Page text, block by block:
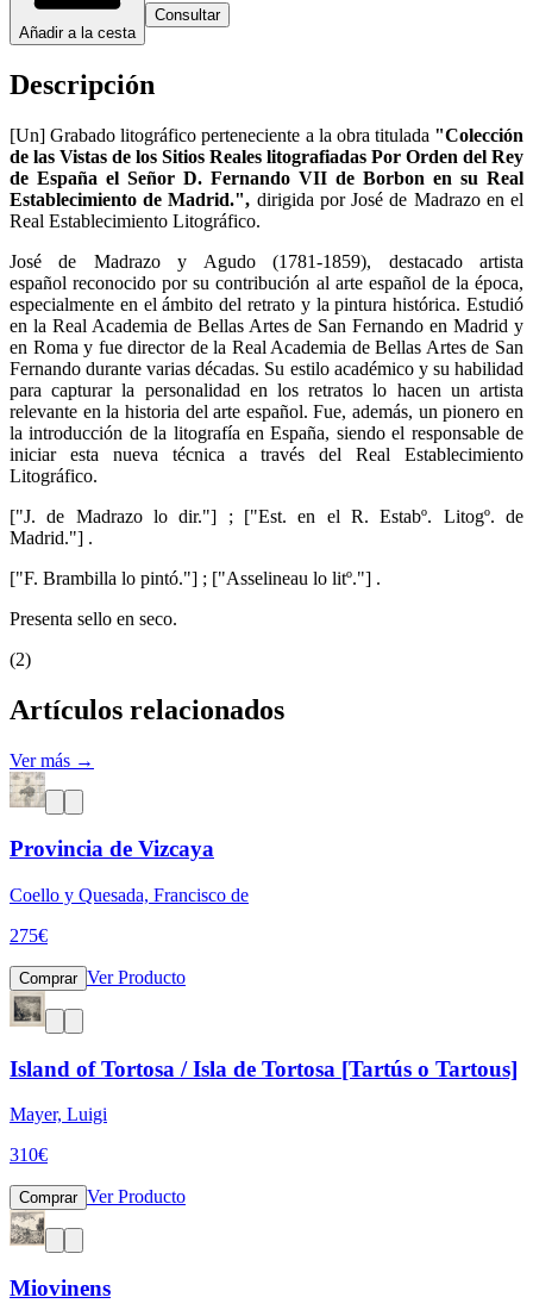
Añadir a la cesta
Consultar
Descripción
[Un] Grabado litográfico perteneciente a la obra titulada "Colección
de las Vistas de los Sitios Reales litografiadas Por Orden del Rey
de España el Señor D. Fernando VII de Borbon en su Real
Establecimiento de Madrid.", dirigida por José de Madrazo en el
Real Establecimiento Litográfico.
José de Madrazo y Agudo (1781-1859), destacado artista
español reconocido por su contribución al arte español de la época,
especialmente en el ámbito del retrato y la pintura histórica. Estudió
en la Real Academia de Bellas Artes de San Fernando en Madrid y
en Roma y fue director de la Real Academia de Bellas Artes de San
Fernando durante varias décadas. Su estilo académico y su habilidad
para capturar la personalidad en los retratos lo hacen un artista
relevante en la historia del arte español. Fue, además, un pionero en
la introducción de la litografía en España, siendo el responsable de
iniciar esta nueva técnica a través del Real Establecimiento
Litográfico.
["J. de Madrazo lo dir."] ; ["Est. en el R. Estabº. Litogº. de
Madrid."] .
["F. Brambilla lo pintó."] ; ["Asselineau lo litº."] .
Presenta sello en seco.
(2)
Artículos relacionados
Ver más →
Provincia de Vizcaya
Coello y Quesada, Francisco de
275€
Comprar Ver Producto
Island of Tortosa / Isla de Tortosa [Tartús o Tartous]
Mayer, Luigi
310€
Comprar Ver Producto
Miovinens